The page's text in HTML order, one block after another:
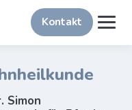
Kontakt
Simon